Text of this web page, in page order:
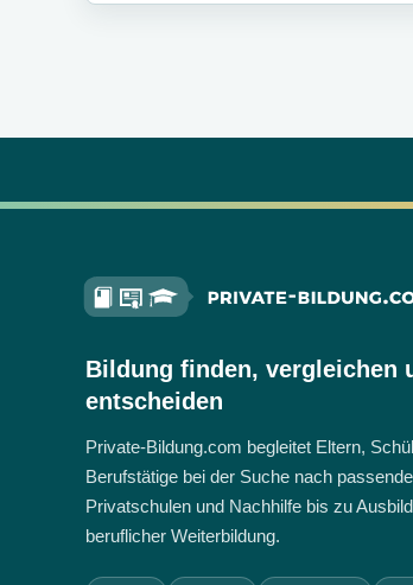
Bildung finden, vergleichen
entscheiden
Private-Bildung.com begleitet Eltern,
Berufstätige bei der Suche nach
Privatschulen und Nachhilfe bis zu
beruflicher Weiterbildung.